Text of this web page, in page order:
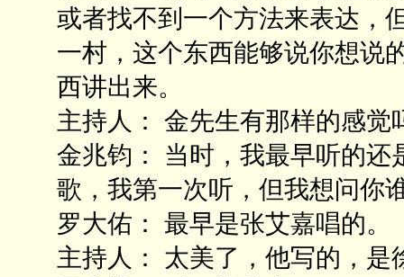
或者找不到一个方法来表达，
一村，这个东西能够说你想说
西讲出来。
主持人： 金先生有那样的感觉
金兆钧： 当时，我最早听的
歌，我第一次听，但我想问你
罗大佑： 最早是张艾嘉唱的。
主持人： 太美了，他写的，是